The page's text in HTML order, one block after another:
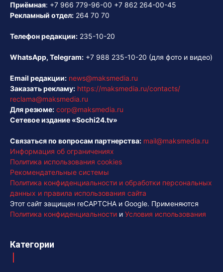
Приёмная: +7 966 779-96-00 +7 862 264-00-45
Рекламный отдел: 264 70 70
Телефон редакции: 235-10-20
WhatsApp, Telegram: +7 988 235-10-20 (для фото и видео)
Email редакции: news@maksmedia.ru
Заказать рекламу: https://maksmedia.ru/contacts/
reclama@maksmedia.ru
Для резюме: corp@maksmedia.ru
Сетевое издание «Sochi24.tv»
Связаться по вопросам партнерства: mail@maksmedia.ru
Информация об ограничениях
Политика использования cookies
Рекомендательные системы
Политика конфиденциальности и обработки персональных
данных и правила использования сайта
Этот сайт защищен reCAPTCHA и Google. Применяются
Политика конфиденциальности и Условия использования
Категории